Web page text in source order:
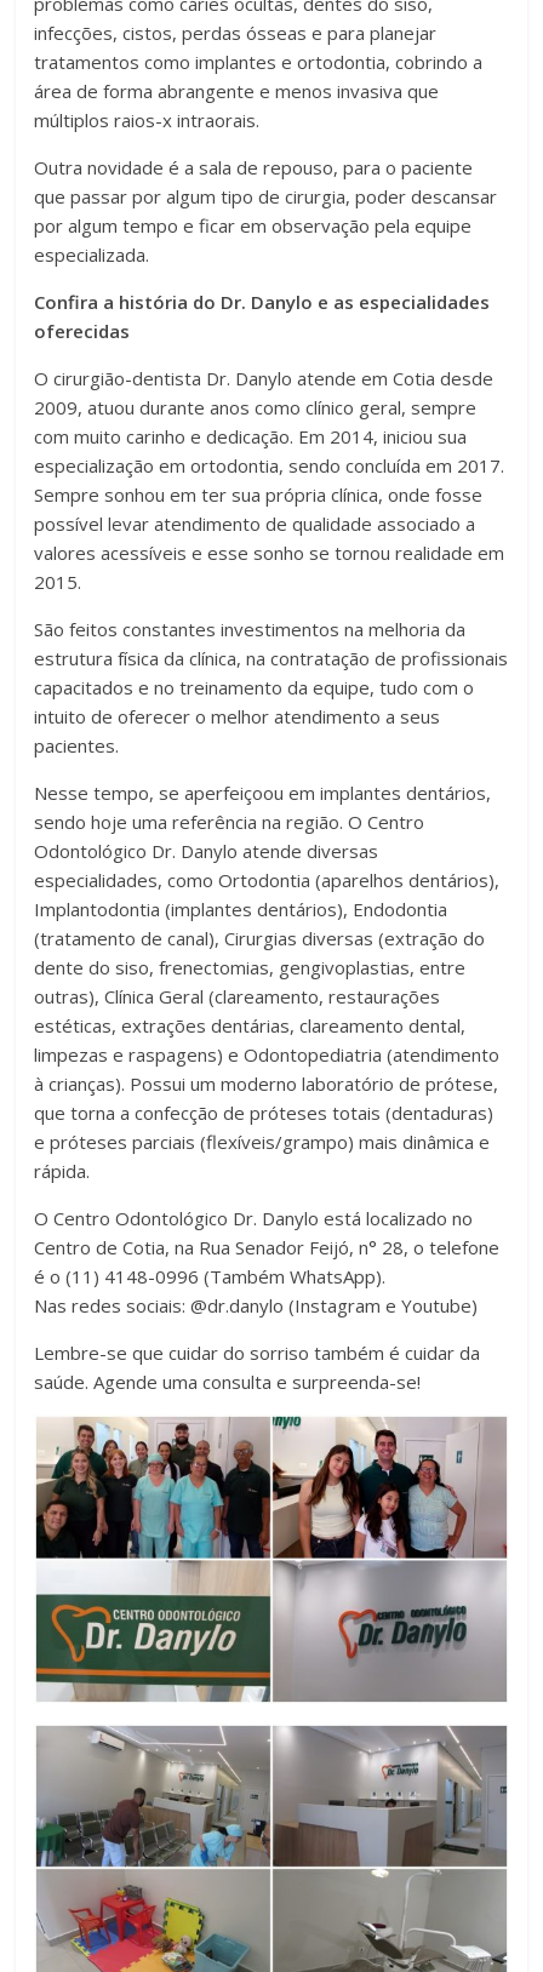
infecções, cistos, perdas ósseas e para planejar
tratamentos como implantes e ortodontia, cobrindo a
área de forma abrangente e menos invasiva que
múltiplos raios-x intraorais.
Outra novidade é a sala de repouso, para o paciente
que passar por algum tipo de cirurgia, poder descansar
por algum tempo e ficar em observação pela equipe
especializada.
Confira a história do Dr. Danylo e as especialidades
oferecidas
O cirurgião-dentista Dr. Danylo atende em Cotia desde
2009, atuou durante anos como clínico geral, sempre
com muito carinho e dedicação. Em 2014, iniciou sua
especialização em ortodontia, sendo concluída em 2017.
Sempre sonhou em ter sua própria clínica, onde fosse
possível levar atendimento de qualidade associado a
valores acessíveis e esse sonho se tornou realidade em
2015.
São feitos constantes investimentos na melhoria da
estrutura física da clínica, na contratação de profissionais
capacitados e no treinamento da equipe, tudo com o
intuito de oferecer o melhor atendimento a seus
pacientes.
Nesse tempo, se aperfeiçoou em implantes dentários,
sendo hoje uma referência na região. O Centro
Odontológico Dr. Danylo atende diversas
especialidades, como Ortodontia (aparelhos dentários),
Implantodontia (implantes dentários), Endodontia
(tratamento de canal), Cirurgias diversas (extração do
dente do siso, frenectomias, gengivoplastias, entre
outras), Clínica Geral (clareamento, restaurações
estéticas, extrações dentárias, clareamento dental,
limpezas e raspagens) e Odontopediatria (atendimento
à crianças). Possui um moderno laboratório de prótese,
que torna a confecção de próteses totais (dentaduras)
e próteses parciais (flexíveis/grampo) mais dinâmica e
rápida.
O Centro Odontológico Dr. Danylo está localizado no
Centro de Cotia, na Rua Senador Feijó, n° 28, o telefone
é o (11) 4148-0996 (Também WhatsApp).
Nas redes sociais: @dr.danylo (Instagram e Youtube)
Lembre-se que cuidar do sorriso também é cuidar da
saúde. Agende uma consulta e surpreenda-se!